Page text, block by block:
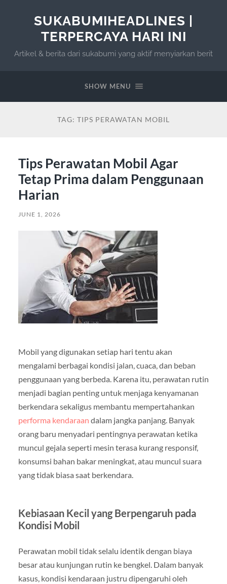
SUKABUMIHEADLINES |
TERPERCAYA HARI INI
Artikel & berita dari sukabumi yang aktif menyiarkan berit
SHOW MENU
TAG: TIPS PERAWATAN MOBIL
Tips Perawatan Mobil Agar
Tetap Prima dalam Penggunaan
Harian
JUNE 1, 2026
Mobil yang digunakan setiap hari tentu akan
mengalami berbagai kondisi jalan, cuaca, dan beban
penggunaan yang berbeda. Karena itu, perawatan rutin
menjadi bagian penting untuk menjaga kenyamanan
berkendara sekaligus membantu mempertahankan
performa kendaraan dalam jangka panjang. Banyak
orang baru menyadari pentingnya perawatan ketika
muncul gejala seperti mesin terasa kurang responsif,
konsumsi bahan bakar meningkat, atau muncul suara
yang tidak biasa saat berkendara.
Kebiasaan Kecil yang Berpengaruh pada
Kondisi Mobil
Perawatan mobil tidak selalu identik dengan biaya
besar atau kunjungan rutin ke bengkel. Dalam banyak
kasus, kondisi kendaraan justru dipengaruhi oleh